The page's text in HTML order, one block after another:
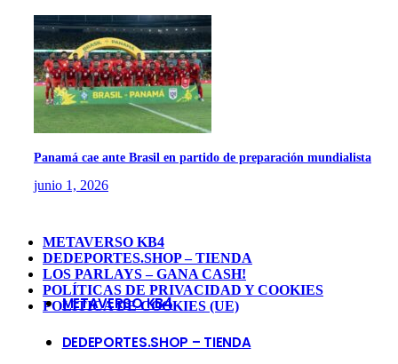
Panamá cae ante Brasil en partido de preparación mundialista
junio 1, 2026
METAVERSO KB4
DEDEPORTES.SHOP – TIENDA
LOS PARLAYS – GANA CASH!
POLÍTICAS DE PRIVACIDAD Y COOKIES
POLÍTICA DE COOKIES (UE)
METAVERSO KB4
DEDEPORTES.SHOP – TIENDA